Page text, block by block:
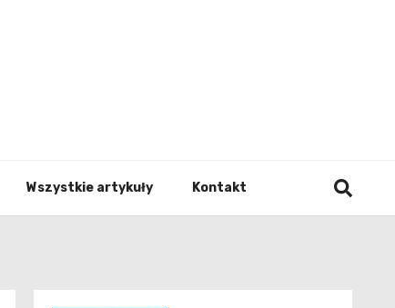
Wszystkie artykuły Kontakt